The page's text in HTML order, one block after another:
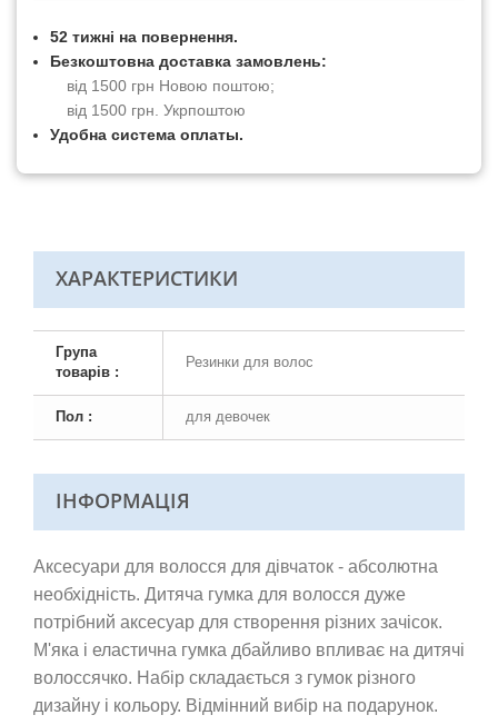
52 тижні на повернення.
Безкоштовна доставка замовлень:
від 1500 грн Новою поштою;
від 1500 грн. Укрпоштою
Удобна система оплаты.
ХАРАКТЕРИСТИКИ
Група
товарів :
Резинки для волос
Пол : для девочек
ІНФОРМАЦІЯ
Аксесуари для волосся для дівчаток - абсолютна
необхідність. Дитяча гумка для волосся дуже
потрібний аксесуар для створення різних зачісок.
М'яка і еластична гумка дбайливо впливає на дитячі
волоссячко. Набір складається з гумок різного
дизайну і кольору. Відмінний вибір на подарунок.